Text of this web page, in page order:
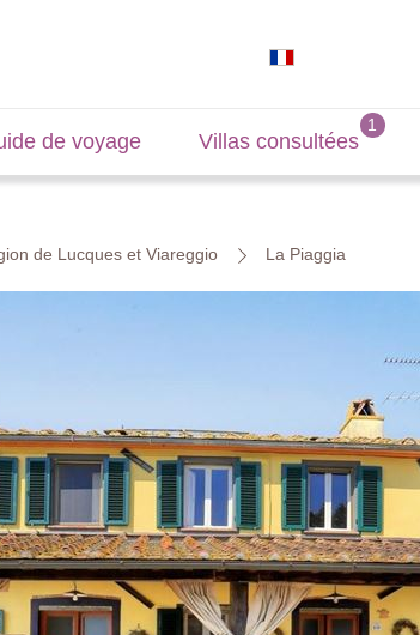
de voyage Villas consultées
de Lucques et Viareggio La Piaggia